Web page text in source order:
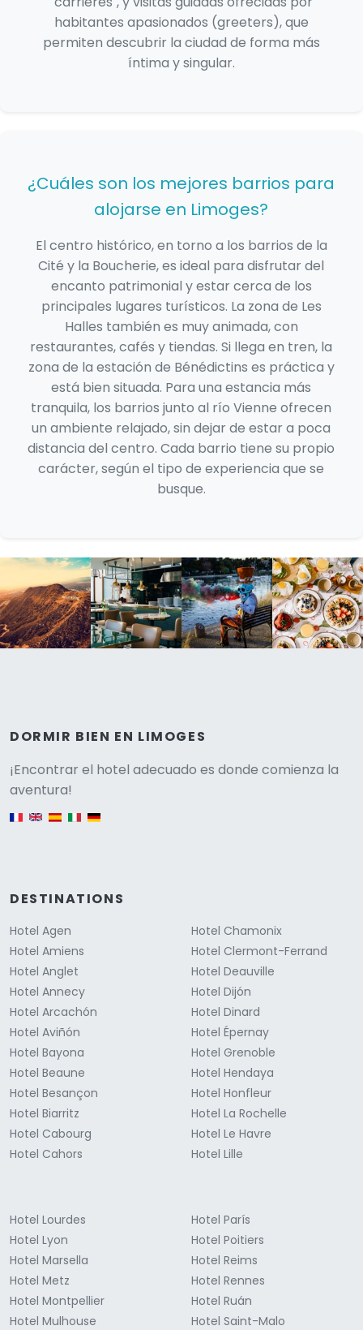
habitantes apasionados (greeters), que
permiten descubrir la ciudad de forma más
íntima y singular.
¿Cuáles son los mejores barrios para
alojarse en Limoges?
El centro histórico, en torno a los barrios de la
Cité y la Boucherie, es ideal para disfrutar del
encanto patrimonial y estar cerca de los
principales lugares turísticos. La zona de Les
Halles también es muy animada, con
restaurantes, cafés y tiendas. Si llega en tren, la
zona de la estación de Bénédictins es práctica y
está bien situada. Para una estancia más
tranquila, los barrios junto al río Vienne ofrecen
un ambiente relajado, sin dejar de estar a poca
distancia del centro. Cada barrio tiene su propio
carácter, según el tipo de experiencia que se
busque.
DORMIR BIEN EN LIMOGES
¡Encontrar el hotel adecuado es donde comienza la
aventura!
DESTINATIONS
Hotel Agen
Hotel Amiens
Hotel Anglet
Hotel Annecy
Hotel Arcachón
Hotel Aviñón
Hotel Bayona
Hotel Beaune
Hotel Besançon
Hotel Biarritz
Hotel Cabourg
Hotel Cahors
Hotel Chamonix
Hotel Clermont-Ferrand
Hotel Deauville
Hotel Dijón
Hotel Dinard
Hotel Épernay
Hotel Grenoble
Hotel Hendaya
Hotel Honfleur
Hotel La Rochelle
Hotel Le Havre
Hotel Lille
Hotel Lourdes
Hotel Lyon
Hotel Marsella
Hotel Metz
Hotel Montpellier
Hotel Mulhouse
Hotel París
Hotel Poitiers
Hotel Reims
Hotel Rennes
Hotel Ruán
Hotel Saint-Malo